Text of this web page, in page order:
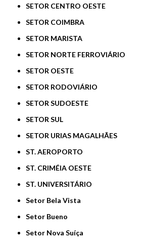
SETOR CENTRO OESTE
SETOR COIMBRA
SETOR MARISTA
SETOR NORTE FERROVIÁRIO
SETOR OESTE
SETOR RODOVIÁRIO
SETOR SUDOESTE
SETOR SUL
SETOR URIAS MAGALHÃES
ST. AEROPORTO
ST. CRIMÉIA OESTE
ST. UNIVERSITÁRIO
Setor Bela Vista
Setor Bueno
Setor Nova Suíça